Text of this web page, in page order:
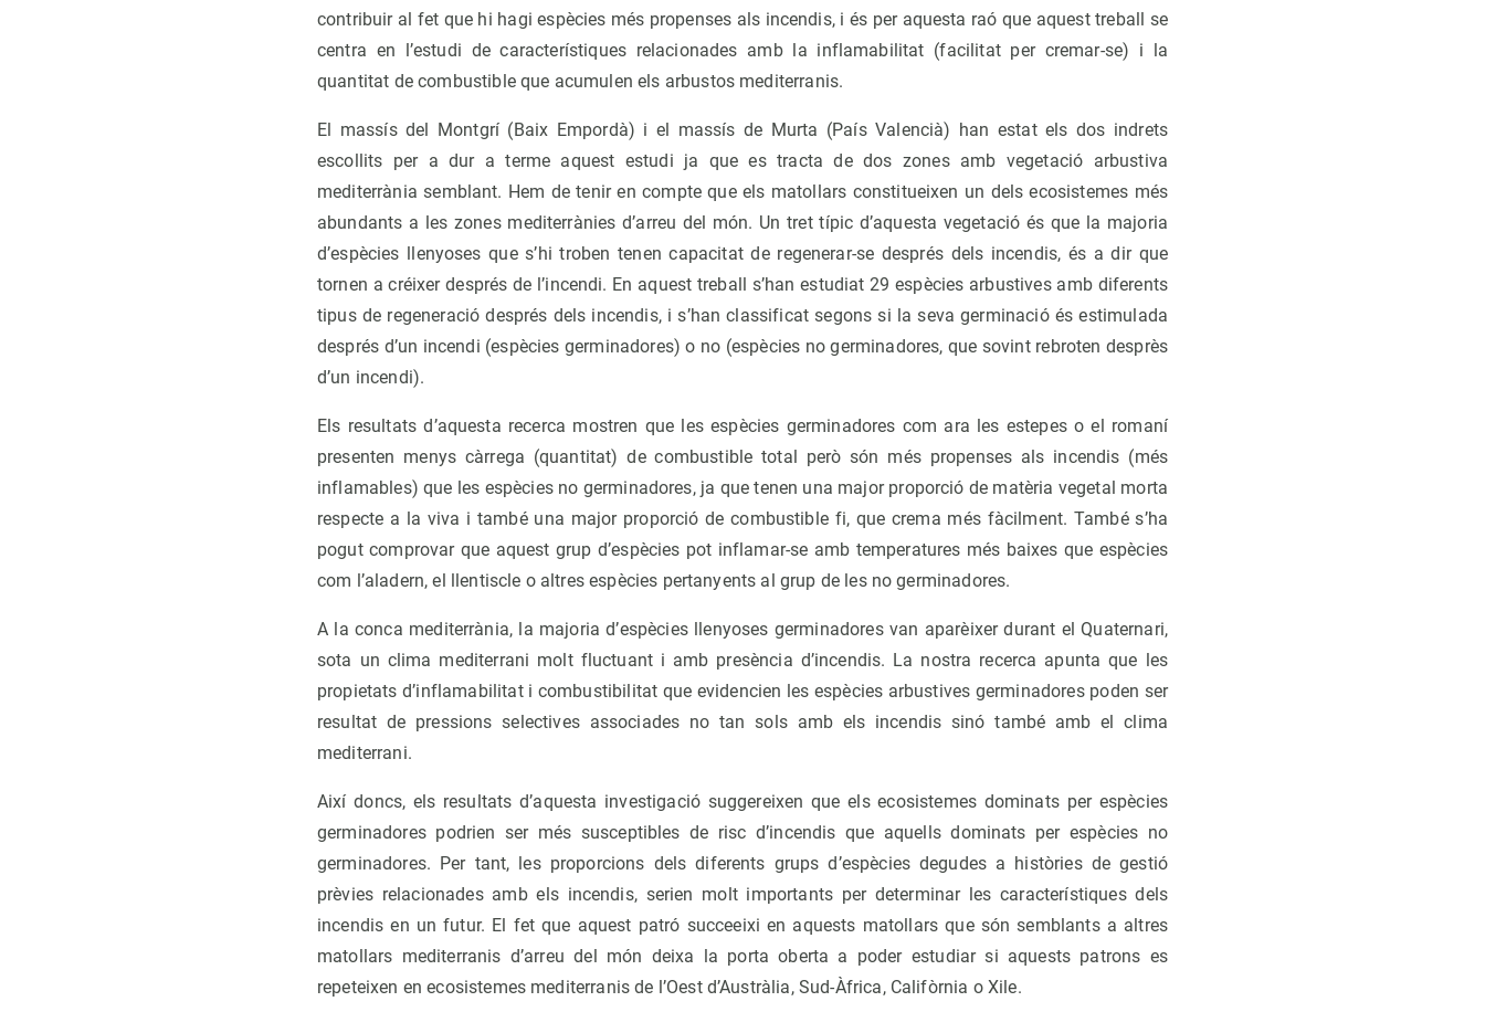
contribuir al fet que hi hagi espècies més propenses als incendis, i és per aquesta raó que aquest treball se
centra en l’estudi de característiques relacionades amb la inflamabilitat (facilitat per cremar-se) i la
quantitat de combustible que acumulen els arbustos mediterranis.
El massís del Montgrí (Baix Empordà) i el massís de Murta (País Valencià) han estat els dos indrets
escollits per a dur a terme aquest estudi ja que es tracta de dos zones amb vegetació arbustiva
mediterrània semblant. Hem de tenir en compte que els matollars constitueixen un dels ecosistemes més
abundants a les zones mediterrànies d’arreu del món. Un tret típic d’aquesta vegetació és que la majoria
d’espècies llenyoses que s’hi troben tenen capacitat de regenerar-se després dels incendis, és a dir que
tornen a créixer després de l’incendi. En aquest treball s’han estudiat 29 espècies arbustives amb diferents
tipus de regeneració després dels incendis, i s’han classificat segons si la seva germinació és estimulada
després d’un incendi (espècies germinadores) o no (espècies no germinadores, que sovint rebroten desprès
d’un incendi).
Els resultats d’aquesta recerca mostren que les espècies germinadores com ara les estepes o el romaní
presenten menys càrrega (quantitat) de combustible total però són més propenses als incendis (més
inflamables) que les espècies no germinadores, ja que tenen una major proporció de matèria vegetal morta
respecte a la viva i també una major proporció de combustible fi, que crema més fàcilment. També s’ha
pogut comprovar que aquest grup d’espècies pot inflamar-se amb temperatures més baixes que espècies
com l’aladern, el llentiscle o altres espècies pertanyents al grup de les no germinadores.
A la conca mediterrània, la majoria d’espècies llenyoses germinadores van aparèixer durant el Quaternari,
sota un clima mediterrani molt fluctuant i amb presència d’incendis. La nostra recerca apunta que les
propietats d’inflamabilitat i combustibilitat que evidencien les espècies arbustives germinadores poden ser
resultat de pressions selectives associades no tan sols amb els incendis sinó també amb el clima
mediterrani.
Així doncs, els resultats d’aquesta investigació suggereixen que els ecosistemes dominats per espècies
germinadores podrien ser més susceptibles de risc d’incendis que aquells dominats per espècies no
germinadores. Per tant, les proporcions dels diferents grups d’espècies degudes a històries de gestió
prèvies relacionades amb els incendis, serien molt importants per determinar les característiques dels
incendis en un futur. El fet que aquest patró succeeixi en aquests matollars que són semblants a altres
matollars mediterranis d’arreu del món deixa la porta oberta a poder estudiar si aquests patrons es
repeteixen en ecosistemes mediterranis de l’Oest d’Austràlia, Sud-Àfrica, Califòrnia o Xile.